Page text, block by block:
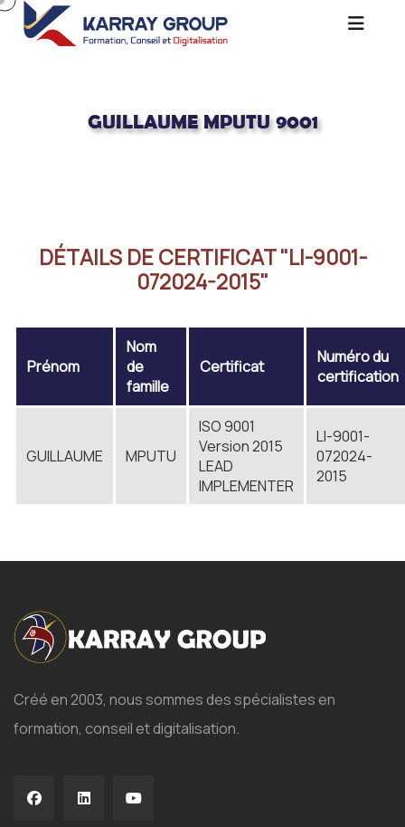
GUILLAUME MPUTU 9001
DÉTAILS DE CERTIFICAT "LI-9001-
072024-2015"
Prénom
Nom
de
famille
Certificat
Numéro du
certification
GUILLAUME MPUTU
ISO 9001
Version 2015
LEAD
IMPLEMENTER
LI-9001-
072024-
2015
Créé en 2003, nous sommes des spécialistes en
formation, conseil et digitalisation.